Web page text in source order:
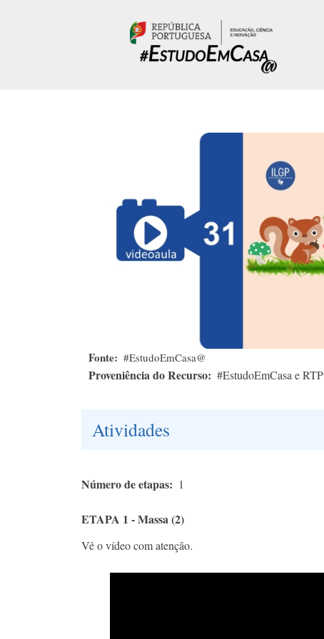
Fonte #EstudoEmCasa@
Proveniência do Recurso #EstudoEmCasa e RTP
Atividades
Número de etapas 1
ETAPA 1 - Massa (2)
Vê o vídeo com atenção.